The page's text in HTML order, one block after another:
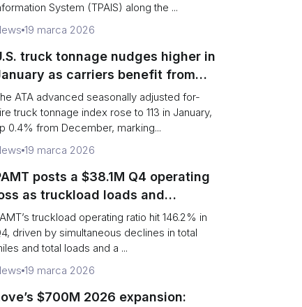
System (TPAIS) along the ...
19 marca 2026
truck tonnage nudges higher in
as carriers benefit from
capacity
ATA advanced seasonally adjusted for-
truck tonnage index rose to 113 in January,
0.4% from December, marking...
19 marca 2026
posts a $38.1M Q4 operating
as truckload loads and
per truck decline
truckload operating ratio hit 146.2% in
driven by simultaneous declines in total
and total loads and a ...
19 marca 2026
$700M 2026 expansion: